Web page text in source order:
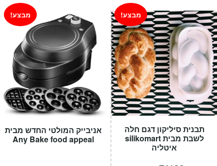
אניבייק המולטי החדש מבית
Any Bake food appeal
מבצע!
תבנית סיליקון דגם חלה
לשבת מבית silikomart
איטליה
מבצע!